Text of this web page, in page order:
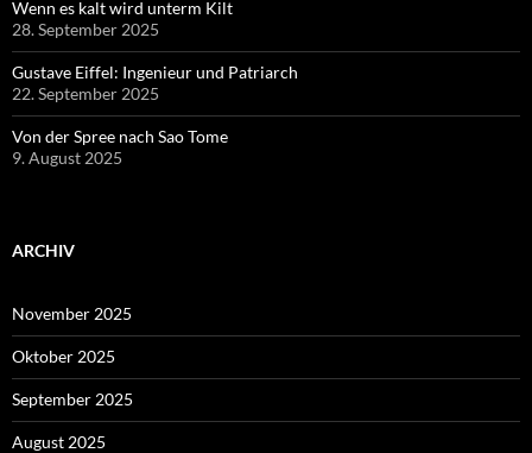
Wenn es kalt wird unterm Kilt
28. September 2025
Gustave Eiffel: Ingenieur und Patriarch
22. September 2025
Von der Spree nach Sao Tome
9. August 2025
ARCHIV
November 2025
Oktober 2025
September 2025
August 2025